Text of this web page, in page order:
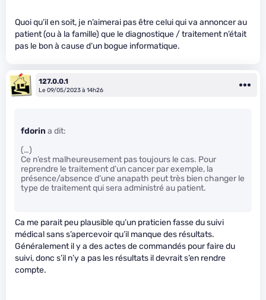
Quoi qu’il en soit, je n’aimerai pas être celui qui va annoncer au
patient (ou à la famille) que le diagnostique / traitement n’était
pas le bon à cause d’un bogue informatique.
127.0.0.1
Le 09/05/2023 à 14h26
fdorin a dit:
(…)
Ce n’est malheureusement pas toujours le cas. Pour
reprendre le traitement d’un cancer par exemple, la
présence/absence d’une anapath peut très bien changer le
type de traitement qui sera administré au patient.
Ca me parait peu plausible qu’un praticien fasse du suivi
médical sans s’apercevoir qu’il manque des résultats.
Généralement il y a des actes de commandés pour faire du
suivi, donc s’il n’y a pas les résultats il devrait s’en rendre
compte.